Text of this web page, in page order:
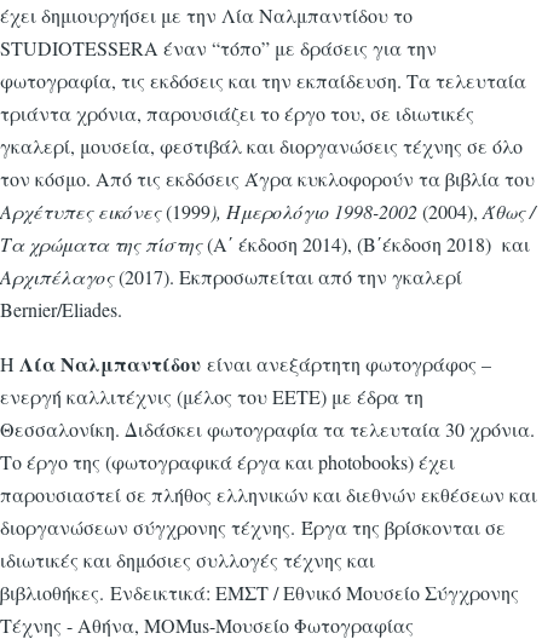
έχει δημιουργήσει με την Λία Ναλμπαντίδουτο
STUDIOTESSERA έναν “τόπο” με δράσεις για την
φωτογραφία, τις εκδόσεις και την εκπαίδευση. Τα τελευταία
τριάντα χρόνια, παρουσιάζει το έργο του, σε ιδιωτικές
γκαλερί, μουσεία, φεστιβάλ και διοργανώσεις τέχνης σε όλο
τον κόσμο. Από τις εκδόσεις Άγρα κυκλοφορούν τα βιβλία του
Αρχέτυπες εικόνες(1999), Ημερολόγιο 1998-2002(2004), Άθως /
Τα χρώματα της πίστης(Α΄ έκδοση 2014), (Β΄έκδοση 2018) και
Αρχιπέλαγος(2017). Εκπροσωπείται από την γκαλερί
Bernier/Eliades.
Η Λία Ναλμπαντίδου είναι ανεξάρτητη φωτογράφος –
ενεργή καλλιτέχνις (μέλος του ΕΕΤΕ) με έδρα τη
Θεσσαλονίκη. Διδάσκει φωτογραφία τα τελευταία 30 χρόνια.
Το έργο της (φωτογραφικά έργα και photobooks) έχει
παρουσιαστεί σε πλήθος ελληνικών και διεθνών εκθέσεων και
διοργανώσεων σύγχρονης τέχνης. Έργα της βρίσκονται σε
ιδιωτικές και δημόσιες συλλογές τέχνης και
βιβλιοθήκες. Ενδεικτικά: ΕΜΣΤ / Εθνικό Μουσείο Σύγχρονης
Τέχνης - Αθήνα, MOMus-Μουσείο Φωτογραφίας